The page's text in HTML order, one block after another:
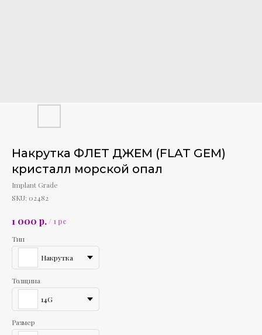
Накрутка ФЛЕТ ДЖЕМ (FLAT GEM)
кристалл морской опал
Implant Grade
SKU: 02482
1 000 р. / 1 pc
Тип
Накрутка
Толщина
14G
Размер